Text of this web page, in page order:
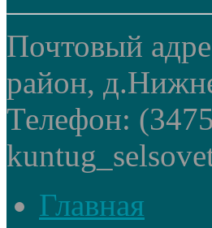
Почтовый
район,
Телефон:
Главная